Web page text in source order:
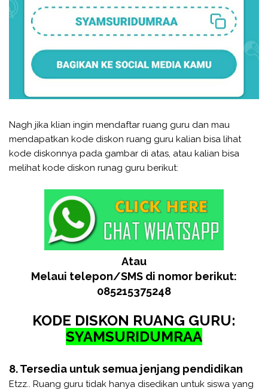
Nagh jika klian ingin mendaftar ruang guru dan mau
mendapatkan kode diskon ruang guru kalian bisa lihat
kode diskonnya pada gambar di atas, atau kalian bisa
melihat kode diskon runag guru berikut:
Atau
Melaui telepon/SMS di nomor berikut:
085215375248
KODE DISKON RUANG GURU:
SYAMSURIDUMRAA
8. Tersedia untuk semua jenjang pendidikan
Etzz.. Ruang guru tidak hanya disedikan untuk siswa yang